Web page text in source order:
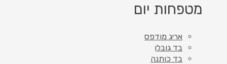
מטפחות יום
אריג מודפס
בד גובלן
בד כותנה